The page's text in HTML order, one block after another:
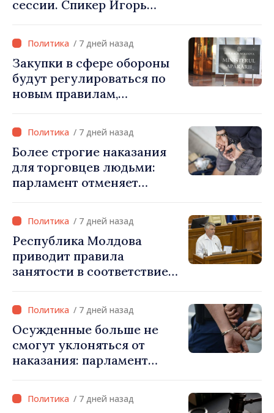
сессии. Спикер Игорь
внеочередном заседании
24 августа»/ 7 дней назад
Закупки в сфере обороны
будут регулироваться по
новым правилам,
стандартами ЕС
/ 7 дней назад
Более строгие наказания
для торговцев людьми:
парламент отменяет
освобождения от
наказания в тяжких
случаях
/ 7 дней назад
Республика Молдова
приводит правила
занятости в соответствие
права для безработных и
трансграничных
работников
/ 7 дней назад
Осужденные больше не
смогут уклоняться от
наказания: парламент
расширяет электронный
мониторинг/ 7 дней назад